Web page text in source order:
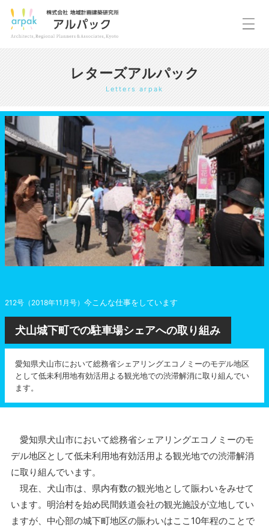
レターズアルパック
Letters arpak
212号（2018年11月号） 今こんな仕事をしています
犬山城下町での駐車場シェアへの取り組み
愛知県犬山市において総務省シェアリングエコノミーのモデル地区
として低未利用地有効活用よる観光地での渋滞解消に取り組んでい
ます。
愛知県犬山市において総務省シェアリングエコノミーのモ
デル地区として低未利用地有効活用よる観光地での渋滞解消
に取り組んでいます。
現在、犬山市は、県内有数の観光地として賑わいをみせて
います。明治村を始め民間鉄道会社の観光施設が立地してい
ますが、中心部の城下町地区の賑わいはここ10年程のことで